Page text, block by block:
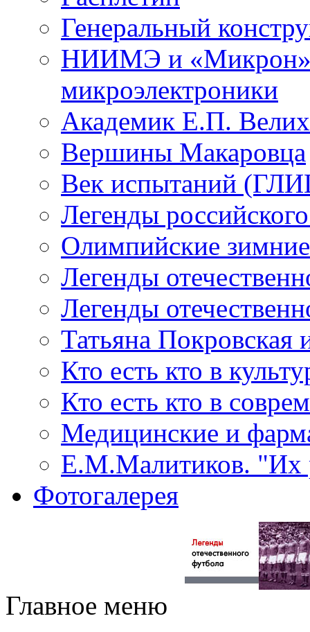
Генеральный
НИИМЭ и «Микрон»
микроэлектроники
Академик Е.П.
Вершины Макаровца
Век испытаний
Легенды
Олимпийские
Легенды
Легенды
Татьяна Покровская
Кто есть кто в
Кто есть кто в
Медицинские и
Е.М.Малитиков. "Их
Фотогалерея
Главное меню